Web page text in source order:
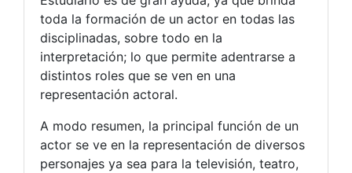
toda la formación de un actor en todas las
disciplinadas, sobre todo en la
interpretación; lo que permite adentrarse a
distintos roles que se ven en una
representación actoral.
A modo resumen, la principal función de un
actor se ve en la representación de diversos
personajes ya sea para la televisión, teatro,